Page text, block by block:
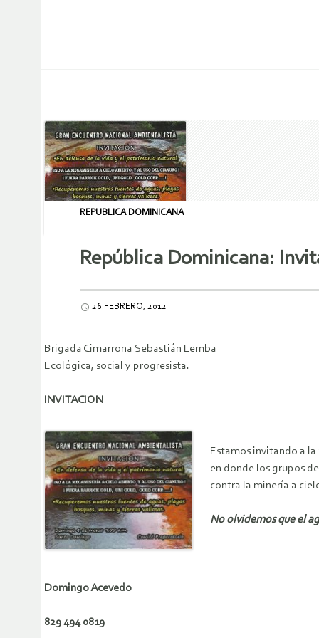
REPUBLICA DOMINICANA
República Dominicana:
26 FEBRERO, 2012
Brigada Cimarrona Sebastián Lemba
Ecológica, social y progresista.
INVITACION
Estamos invitando a
en donde los grupos
contra la minería a
No olvidemos que el
Domingo Acevedo
829 494 0819